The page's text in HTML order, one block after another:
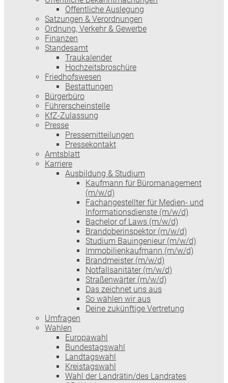
Öffentliche Auslegung
Satzungen & Verordnungen
Ordnung, Verkehr & Gewerbe
Finanzen
Standesamt
Traukalender
Hochzeitsbroschüre
Friedhofswesen
Bestattungen
Bürgerbüro
Führerscheinstelle
KfZ-Zulassung
Presse
Pressemitteilungen
Pressekontakt
Amtsblatt
Karriere
Ausbildung & Studium
Kaufmann für Büromanagement
(m/w/d)
Fachangestellter für Medien- und
Informationsdienste (m/w/d)
Bachelor of Laws (m/w/d)
Brandoberinspektor (m/w/d)
Studium Bauingenieur (m/w/d)
Immobilienkaufmann (m/w/d)
Brandmeister (m/w/d)
Notfallsanitäter (m/w/d)
Straßenwärter (m/w/d)
Das zeichnet uns aus
So wählen wir aus
Deine zukünftige Vertretung
Umfragen
Wahlen
Europawahl
Bundestagswahl
Landtagswahl
Kreistagswahl
Wahl der Landrätin/des Landrates